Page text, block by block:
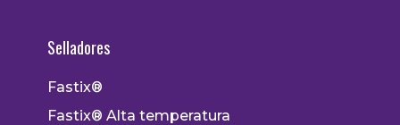
Selladores
Fastix®
Fastix® Alta temperatura